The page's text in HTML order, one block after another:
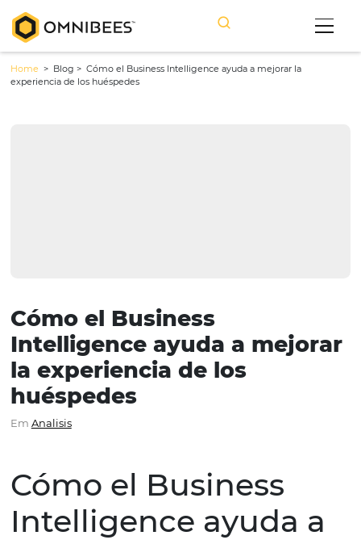
Home> Blog >Cómo el Business Intelligence ayuda a mejorar la
Cómo el Business
Intelligence ayuda a
la experiencia de los
huéspedes
EmAnalisis